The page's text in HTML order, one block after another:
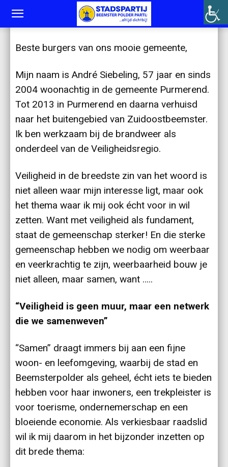
Wie is André Siebeling
Beste burgers van ons mooie gemeente,
Mijn naam is André Siebeling, 57 jaar en sinds
2004 woonachtig in de gemeente Purmerend.
Tot 2013 in Purmerend en daarna verhuisd
naar het buitengebied van Zuidoostbeemster.
Ik ben werkzaam bij de brandweer als
onderdeel van de Veiligheidsregio.
Veiligheid in de breedste zin van het woord is
niet alleen waar mijn interesse ligt, maar ook
het thema waar ik mij ook écht voor in wil
zetten. Want met veiligheid als fundament,
staat de gemeenschap sterker! En die sterke
gemeenschap hebben we nodig om weerbaar
en veerkrachtig te zijn, weerbaarheid bouw je
niet alleen, maar samen, want …..
“Veiligheid is geen muur, maar een netwerk
die we samenweven”
“Samen” draagt immers bij aan een fijne
woon- en leefomgeving, waarbij de stad en
Beemsterpolder als geheel, écht iets te bieden
hebben voor haar inwoners, een trekpleister is
voor toerisme, ondernemerschap en een
bloeiende economie. Als verkiesbaar raadslid
wil ik mij daarom in het bijzonder inzetten op
dit brede thema: